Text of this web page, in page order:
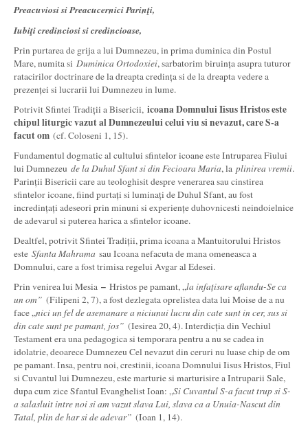
Preacuviosi si Preacucernici Parinţi,
Iubiţi credinciosi si credincioase,
Prin purtarea de grija a lui Dumnezeu, in prima duminica din Postul
Mare, numita si Duminica Ortodoxiei, sarbatorim biruința asupra tuturor
ratacirilor doctrinare de la dreapta credința si de la dreapta vedere a
prezenței si lucrarii lui Dumnezeu in lume.
Potrivit Sfintei Tradiții a Bisericii, icoana Domnului Iisus Hristos este
chipul liturgic vazut al Dumnezeului celui viu si nevazut, care S-a
facut om (cf. Coloseni 1, 15).
Fundamentul dogmatic al cultului sfintelor icoane este Intruparea Fiului
lui Dumnezeu de la Duhul Sfant si din Fecioara Maria, la plinirea vremii.
Parinții Bisericii care au teologhisit despre venerarea sau cinstirea
sfintelor icoane, fiind purtați si luminați de Duhul Sfant, au fost
incredințați adeseori prin minuni si experiențe duhovnicesti neindoielnice
de adevarul si puterea harica a sfintelor icoane.
Dealtfel, potrivit Sfintei Tradiții, prima icoana a Mantuitorului Hristos
este Sfanta Mahrama sau Icoana nefacuta de mana omeneasca a
Domnului, care a fost trimisa regelui Avgar al Edesei.
Prin venirea lui Mesia – Hristos pe pamant, „la infațisare aflandu-Se ca
un om” (Filipeni 2, 7), a fost dezlegata oprelistea data lui Moise de a nu
face „nici un fel de asemanare a niciunui lucru din cate sunt in cer, sus si
din cate sunt pe pamant, jos” (Iesirea 20, 4). Interdicția din Vechiul
Testament era una pedagogica si temporara pentru a nu se cadea in
idolatrie, deoarece Dumnezeu Cel nevazut din ceruri nu luase chip de om
pe pamant. Insa, pentru noi, crestinii, icoana Domnului Iisus Hristos, Fiul
si Cuvantul lui Dumnezeu, este marturie si marturisire a Intruparii Sale,
dupa cum zice Sfantul Evanghelist Ioan: „Si Cuvantul S-a facut trup si S-
a salasluit intre noi si am vazut slava Lui, slava ca a Unuia-Nascut din
Tatal, plin de har si de adevar” (Ioan 1, 14).